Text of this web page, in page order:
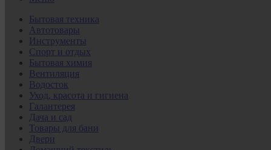
Бытовая техника
Автотовары
Инструменты
Спорт и отдых
Бытовая химия
Вентиляция
Водосток
Уход, красота и гигиена
Галантерея
Дача и сад
Товары для бани
Двери